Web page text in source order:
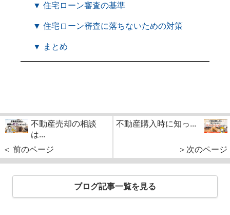
▼ 住宅ローン審査の基準
▼ 住宅ローン審査に落ちないための対策
▼ まとめ
不動産売却の相談
は...
＜ 前のページ
不動産購入時に知っ...
＞次のページ
ブログ記事一覧を見る